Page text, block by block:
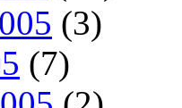
(3)
(7)